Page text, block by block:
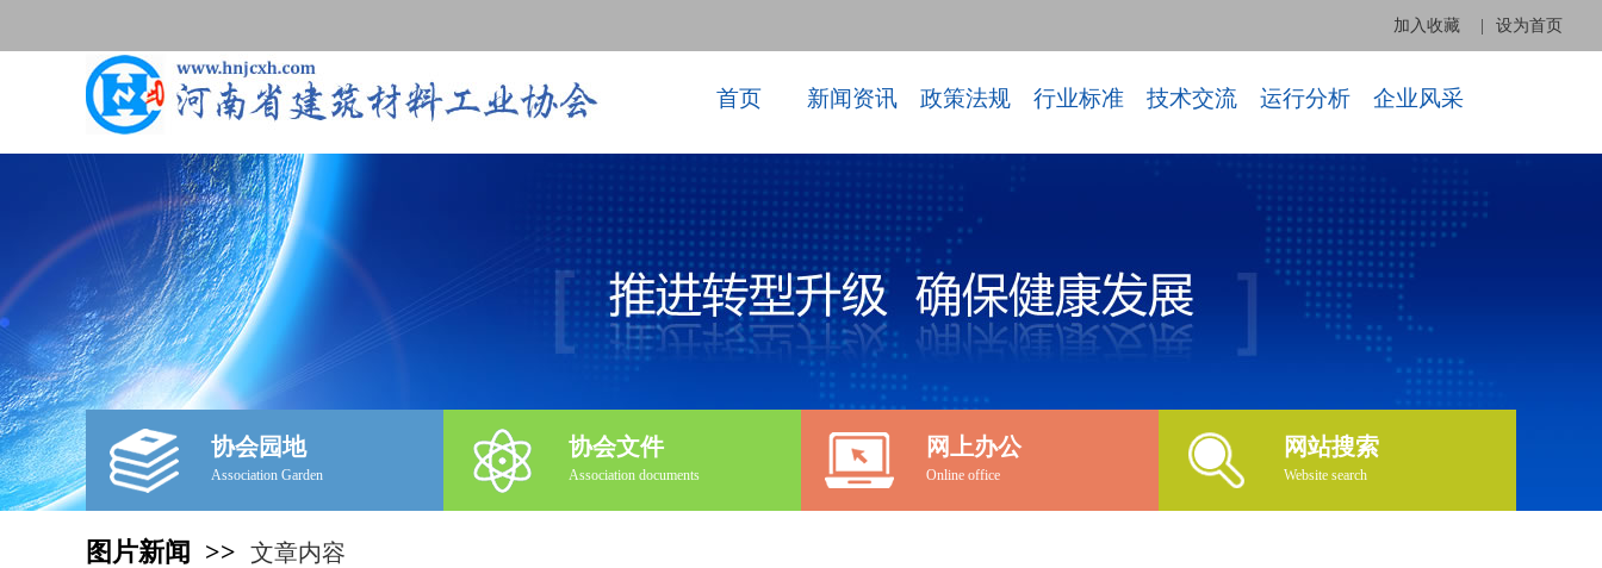
加入收藏 设为首页
首页 新闻资讯 政策法规 行业标准 技术交流 运行分析 企业风采
协会园地
Association Garden
协会文件
Association documents
网上办公
Online office
网站搜索
Website search
图片新闻 >> 文章内容